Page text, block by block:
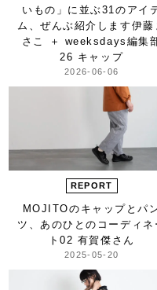
いもの」 に並ぶ31のアイ
ム、ぜんぶ紹介します 伊藤
さこ ＋ weeksdays編集
26 キャップ
2026-06-06
REPORT
MOJITOのキャップとパ
ツ、 あのひとのコーディネ
ト02 有賀傑さん
2025-05-20